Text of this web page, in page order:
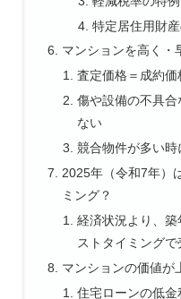
特定居住用財
マンションを高く・
査定価格＝成約価
傷や設備の不具合
ない
競合物件が多い
2025年（令和7年）
ミング？
経済状況より、
ストタイミングで
マンションの価値が
住宅ローンの低金